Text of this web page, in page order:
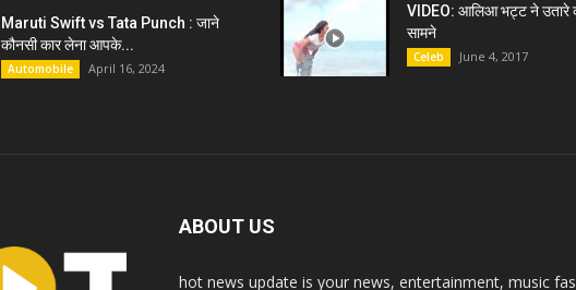
Maruti Swift vs Tata Punch : जाने
कौनसी कार लेना आपके...
Automobile April 16, 2024
VIDEO: आलिआ भट्ट ने
सामने
Celeb June 4, 2017
ABOUT US
hot news update is your news, entertainment, music